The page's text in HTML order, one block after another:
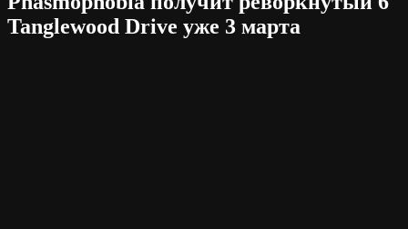
Tanglewood Drive уже 3 марта